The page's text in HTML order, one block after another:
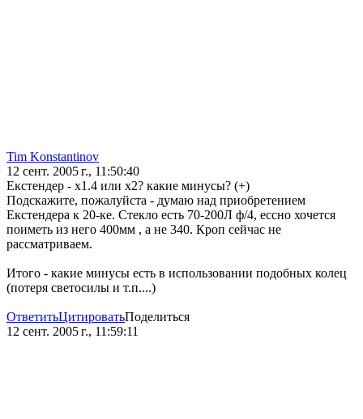
Tim Konstantinov
12 сент. 2005 г., 11:50:40
Екстендер - х1.4 или х2? какие минусы? (+)
Подскажите, пожалуйста - думаю над приобретением
Екстендера к 20-ке. Стекло есть 70-200Л ф/4, ессно хочется
поиметь из него 400мм , а не 340. Кроп сейчас не
рассматриваем.
Итого - какие минусы есть в использовании подобных колец
(потеря светосилы и т.п....)
ОтветитьЦитироватьПоделиться
12 сент. 2005 г., 11:59:11